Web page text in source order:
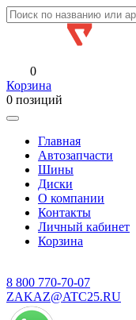
0
Корзина
0 позиций
Главная
Автозапчасти
Шины
Диски
О компании
Контакты
Личный кабинет
Корзина
8 800 770-70-07
ZAKAZ@ATC25.RU